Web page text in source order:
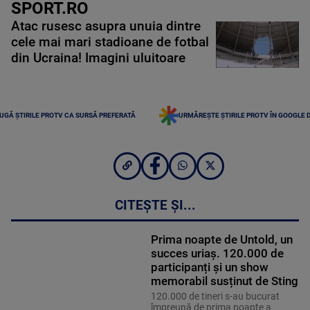
SPORT.RO
Atac rusesc asupra unuia dintre
cele mai mari stadioane de fotbal
din Ucraina! Imagini uluitoare
ȘTIRILE PROTV CA SURSĂ PREFERATĂ URMĂREȘTE ȘTIRILE PROTV ÎN GOOGLE
CITEȘTE ȘI...
Prima noapte de Untold, un
succes uriaș. 120.000 de
participanți și un show
memorabil susținut de Sting
120.000 de tineri s-au bucurat
împreună de prima noapte a